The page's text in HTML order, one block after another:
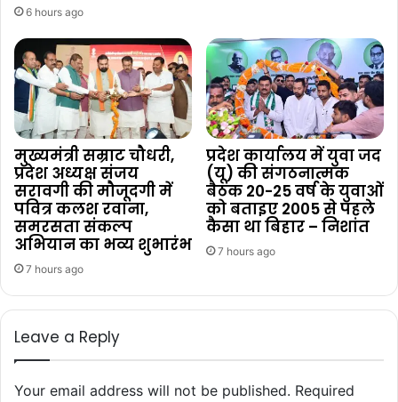
6 hours ago
मुख्यमंत्री सम्राट चौधरी,
प्रदेश अध्यक्ष संजय
सरावगी की मौजूदगी में
पवित्र कलश रवाना,
समरसता संकल्प
अभियान का भव्य शुभारंभ
7 hours ago
प्रदेश कार्यालय में युवा जद
(यू) की संगठनात्मक
बैठक 20-25 वर्ष के युवाओं
को बताइए 2005 से पहले
कैसा था बिहार – निशांत
7 hours ago
Leave a Reply
Your email address will not be published. Required